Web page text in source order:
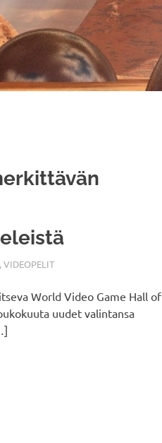
VIDEOPELIT
World Video Game Hall of
uudet valintansa